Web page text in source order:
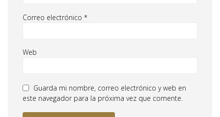
Correo electrónico *
Web
Guarda mi nombre, correo electrónico y web en
este navegador para la próxima vez que comente.